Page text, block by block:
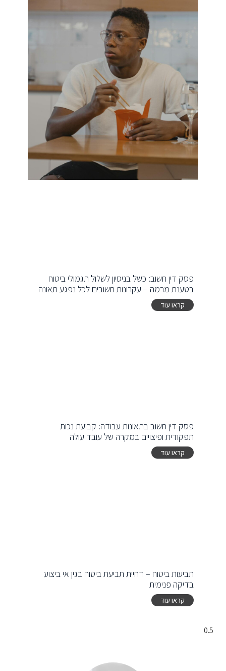
פסק דין חשוב: כשל בניסיון לשלול תגמולי ביטוח
בטענת מרמה – עקרונות חשובים לכל נפגע תאונה
קראו עוד
פסק דין חשוב בתאונות עבודה: קביעת נכות
תפקודית ופיצויים במקרה של עובד עולה
קראו עוד
תביעות ביטוח – דחיית תביעת ביטוח בגין אי ביצוע
בדיקה פנימית
קראו עוד